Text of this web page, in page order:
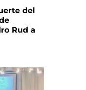
del
Rud a